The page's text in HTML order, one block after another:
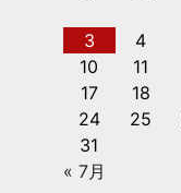
3
4
10
11
17
18
24
25
31
« 7月